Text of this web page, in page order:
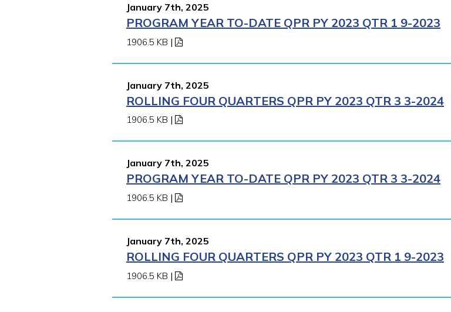
January 7th, 2025
PROGRAM YEAR TO-DATE QPR PY 2023 QTR 1 9-2023
1906.5 KB |
January 7th, 2025
ROLLING FOUR QUARTERS QPR PY 2023 QTR 3 3-2024
1906.5 KB |
January 7th, 2025
PROGRAM YEAR TO-DATE QPR PY 2023 QTR 3 3-2024
1906.5 KB |
January 7th, 2025
ROLLING FOUR QUARTERS QPR PY 2023 QTR 1 9-2023
1906.5 KB |